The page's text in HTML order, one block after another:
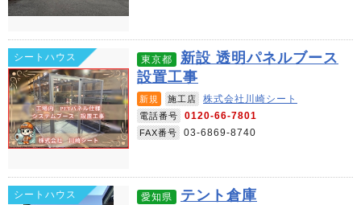
シートハウス 東京都
新設 透明パネルブース
設置工事
新規 施工店 株式会社川崎シート
電話番号 0120-66-7801
FAX番号 03-6869-8740
シートハウス 愛知県 テント倉庫